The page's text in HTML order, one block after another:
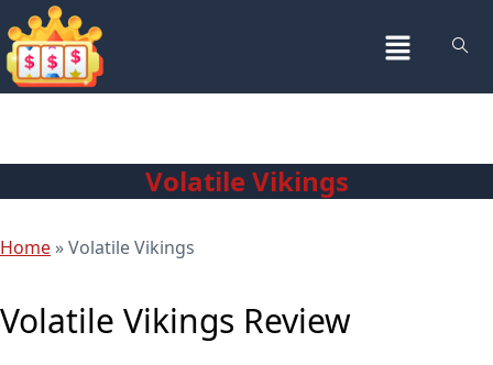
Volatile Vikings
Home »Volatile Vikings
Volatile Vikings Review